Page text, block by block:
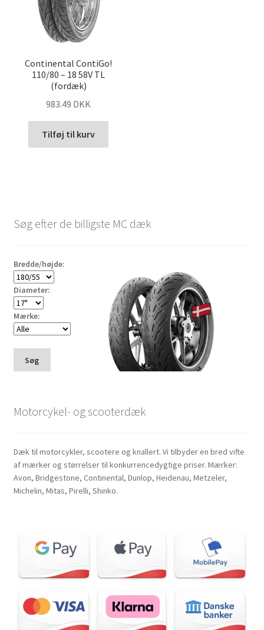
Continental ContiGo!
110/80 – 18 58V TL
(fordæk)
983.49 DKK
Tilføj til kurv
Søg efter de billigste MC dæk
Bredde/højde:
Diameter:
Mærke:
Søg
Motorcykel- og scooterdæk
Dæk til motorcykler, scootere og knallert. Vi tilbyder en bred vifte
af mærker og størrelser til konkurrencedygtige priser. Mærker:
Avon, Bridgestone, Continental, Dunlop, Heidenau, Metzeler,
Michelin, Mitas, Pirelli, Shinko.